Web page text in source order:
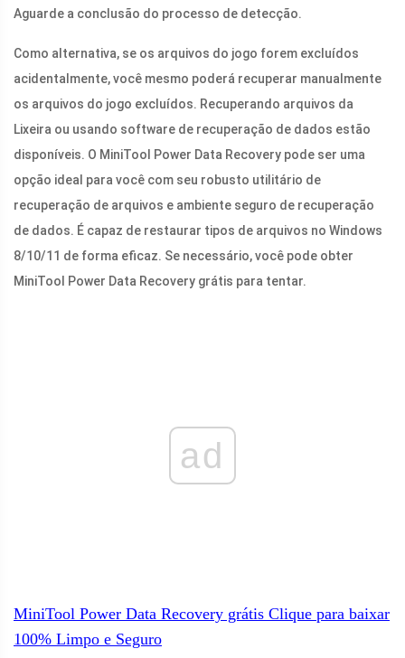
Aguarde a conclusão do processo de detecção.
Como alternativa, se os arquivos do jogo forem excluídos
acidentalmente, você mesmo poderá recuperar manualmente
os arquivos do jogo excluídos. Recuperando arquivos da
Lixeira ou usando software de recuperação de dados estão
disponíveis. O MiniTool Power Data Recovery pode ser uma
opção ideal para você com seu robusto utilitário de
recuperação de arquivos e ambiente seguro de recuperação
de dados. É capaz de restaurar tipos de arquivos no Windows
8/10/11 de forma eficaz. Se necessário, você pode obter
MiniTool Power Data Recovery grátis para tentar.
ad
MiniTool Power Data Recovery grátis Clique para baixar
100% Limpo e Seguro